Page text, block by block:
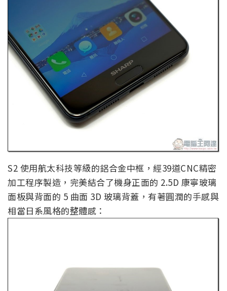
S2 使用航太科技等級的鋁合金中框，經39道CNC精密
加工程序製造，完美結合了機身正面的 2.5D 康寧玻璃
面板與背面的 5 曲面 3D 玻璃背蓋，有著圓潤的手感與
相當日系風格的整體感：